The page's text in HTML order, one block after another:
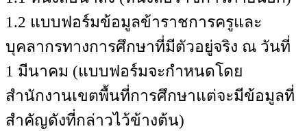
1.2 แบบฟอร์มข้อมูลข้าราชการครูและ
บุคลากรทางการศึกษาที่มีตัวอยู่จริง ณ วันที่
1 มีนาคม (แบบฟอร์มจะกำหนดโดย
สำนักงานเขตพื้นที่การศึกษาแต่จะมีข้อมูลที่
สำคัญดังที่กล่าวไว้ข้างต้น)